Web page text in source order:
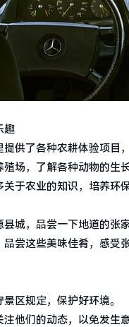
趣
供了各种农耕体验项
场，了解各种动物的
于农业的知识，培养环
城，品尝一下地道的
尝这些美味佳肴，感受
区规定，保护好环境。
他们的动态，以免发生意